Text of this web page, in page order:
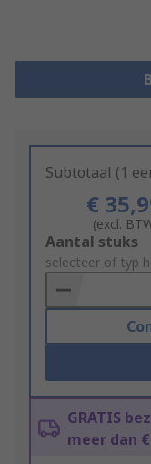
Subtotaal (1
€
(excl.
Add
to
Basket
Aantal stuks
selecteer of typ
GRATIS
meer dan